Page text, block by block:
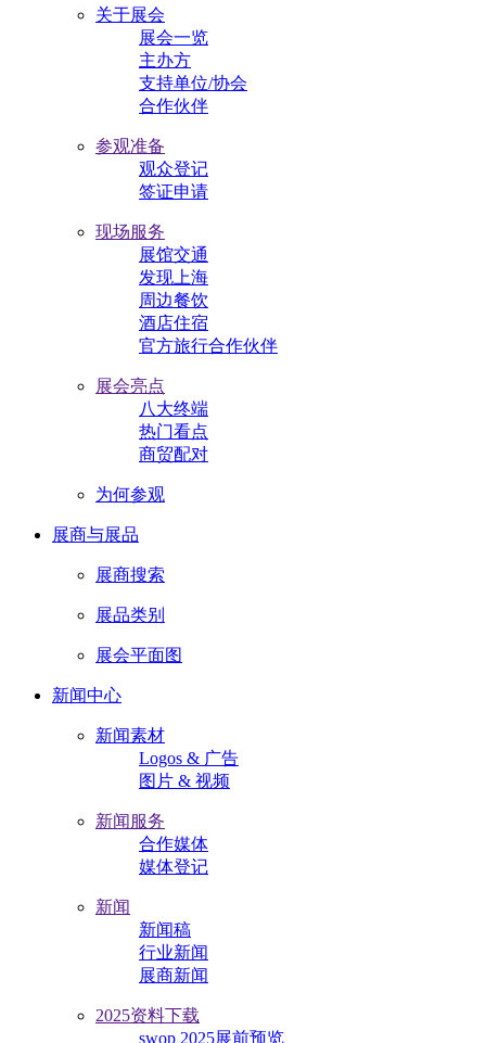
关于展会
展会一览
主办方
支持单位/协会
合作伙伴
参观准备
观众登记
签证申请
现场服务
展馆交通
发现上海
周边餐饮
酒店住宿
官方旅行合作伙伴
展会亮点
八大终端
热门看点
商贸配对
为何参观
展商与展品
展商搜索
展品类别
展会平面图
新闻中心
新闻素材
Logos & 广告
图片 & 视频
新闻服务
合作媒体
媒体登记
新闻
新闻稿
行业新闻
展商新闻
2025资料下载
swop 2025展前预览